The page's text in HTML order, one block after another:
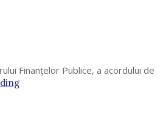
Finanțelor Publice, a acordului de